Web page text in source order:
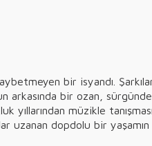
bir isyandı.
arkasında bir ozan, sürgünde
müzikle
uzanan dopdolu bir